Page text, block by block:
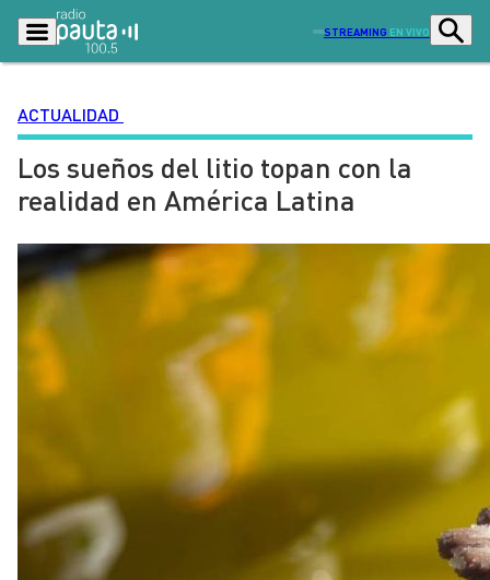
STREAMING EN VIVO
Podcasts Programas
Lo Último
Ciudad Economía
Radio en vivo Sostenibilidad
Entretención y Cultura
Señal 2
Contenido Patrocinado
ACTUALIDAD
Los sueños del litio topan con la
realidad en América Latina